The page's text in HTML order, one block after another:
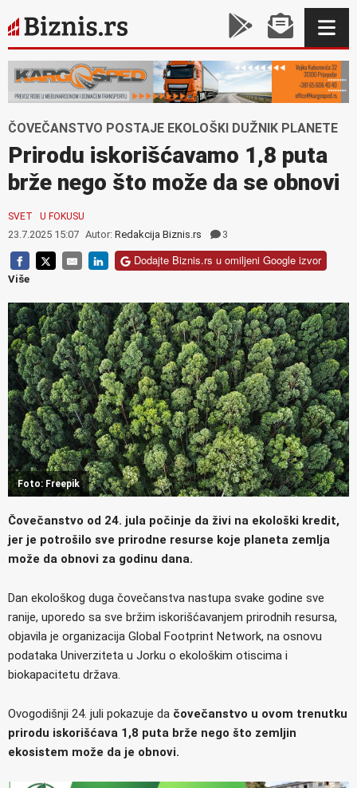
ČOVEČANSTVO POSTAJE EKOLOŠKI DUŽNIK PLANETE
Prirodu iskorišćavamo 1,8 puta
brže nego što može da se obnovi
SVET U FOKUSU
23.7.2025 15:07 Autor: Redakcija Biznis.rs 3
Dodajte Biznis.rs u omiljeni Google izvor
Više
Foto: Freepik
Čovečanstvo od 24. jula počinje da živi na ekološki kredit,
jer je potrošilo sve prirodne resurse koje planeta zemlja
može da obnovi za godinu dana.
Dan ekološkog duga čovečanstva nastupa svake godine sve
ranije, uporedo sa sve bržim iskorišćavanjem prirodnih resursa,
objavila je organizacija Global Footprint Network, na osnovu
podataka Univerziteta u Jorku o ekološkim otiscima i
biokapacitetu država.
Ovogodišnji 24. juli pokazuje da čovečanstvo u ovom trenutku
prirodu iskorišćava 1,8 puta brže nego što zemljin
ekosistem može da je obnovi.